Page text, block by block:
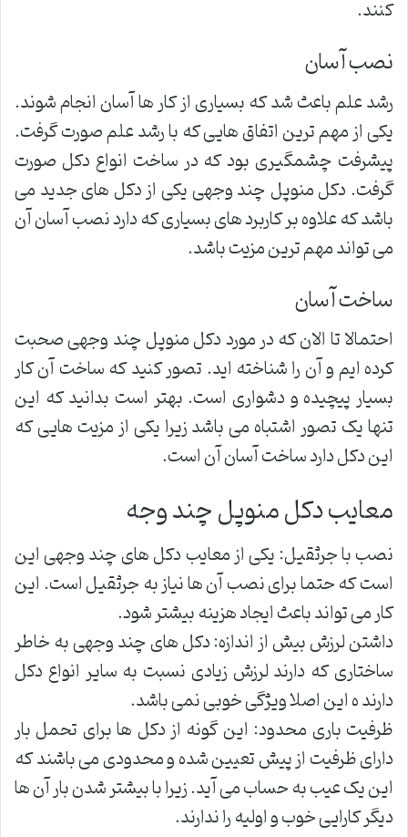
کنند.
نصب آسان
رشد علم باعث شد که بسیاری از کار ها آسان انجام شوند.
یکی از مهم ترین اتفاق هایی که با رشد علم صورت گرفت.
پیشرفت چشمگیری بود که در ساخت انواع دکل صورت
گرفت. دکل منوپل چند وجهی یکی از دکل های جدید می
باشد که علاوه بر کاربرد های بسیاری که دارد نصب آسان آن
می تواند مهم ترین مزیت باشد.
ساخت آسان
احتمالا تا الان که در مورد دکل منوپل چند وجهی صحبت
کرده ایم و آن را شناخته اید. تصور کنید که ساخت آن کار
بسیار پیچیده و دشواری است. بهتر است بدانید که این
تنها یک تصور اشتباه می باشد زیرا یکی از مزیت هایی که
این دکل دارد ساخت آسان آن است.
معایب دکل منوپل چند وجه
نصب با جرثقیل: یکی از معایب دکل های چند وجهی این
است که حتما برای نصب آن ها نیاز به جرثقیل است. این
کار می تواند باعث ایجاد هزینه بیشتر شود.
داشتن لرزش بیش از اندازه: دکل های چند وجهی به خاطر
ساختاری که دارند لرزش زیادی نسبت به سایر انواع دکل
دارند ه این اصلا ویژگی خوبی نمی باشد.
ظرفیت باری محدود: این گونه از دکل ها برای تحمل بار
دارای ظرفیت از پیش تعیین شده و محدودی می باشند که
این یک عیب به حساب می آید. زیرا با بیشتر شدن بار آن ها
دیگر کارایی خوب و اولیه را ندارند.